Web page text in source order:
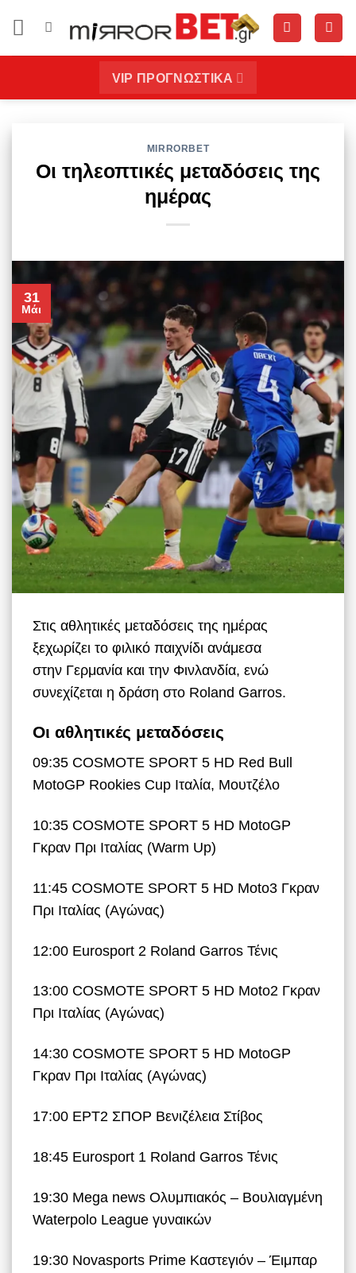
στο
περιεχόμενο
VIP ΠΡΟΓΝΩΣΤΙΚΑ
MIRRORBET
Οι τηλεοπτικές μεταδόσεις της
ημέρας
31
Μάι
Στις αθλητικές μεταδόσεις της ημέρας
ξεχωρίζει το φιλικό παιχνίδι ανάμεσα
στην Γερμανία και την Φινλανδία, ενώ
συνεχίζεται η δράση στο Roland Garros.
Οι αθλητικές μεταδόσεις
09:35 COSMOTE SPORT 5 HD Red Bull
MotoGP Rookies Cup Ιταλία, Μουτζέλο
10:35 COSMOTE SPORT 5 HD MotoGP
Γκραν Πρι Ιταλίας (Warm Up)
11:45 COSMOTE SPORT 5 HD Moto3 Γκραν
Πρι Ιταλίας (Αγώνας)
12:00 Eurosport 2 Roland Garros Τένις
13:00 COSMOTE SPORT 5 HD Moto2 Γκραν
Πρι Ιταλίας (Αγώνας)
14:30 COSMOTE SPORT 5 HD MotoGP
Γκραν Πρι Ιταλίας (Αγώνας)
17:00 ΕΡΤ2 ΣΠΟΡ Βενιζέλεια Στίβος
18:45 Eurosport 1 Roland Garros Τένις
19:30 Mega news Ολυμπιακός – Βουλιαγμένη
Waterpolo League γυναικών
19:30 Novasports Prime Καστεγιόν – Έιμπαρ